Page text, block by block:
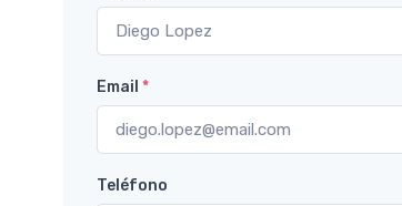
Email *
Teléfono